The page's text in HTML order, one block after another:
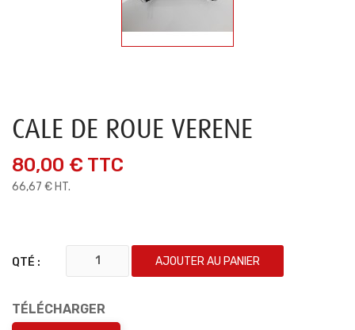
CALE DE ROUE VERENE
80,00 € TTC
66,67 € HT.
QTÉ : AJOUTER AU PANIER
TÉLÉCHARGER